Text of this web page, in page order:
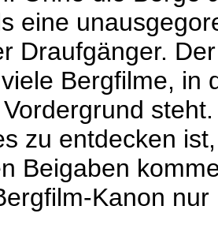
eine
Draufgänger.
Bergfilme, in
zu entdecken
Beigaben
Kanon nur